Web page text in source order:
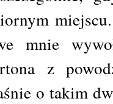
mnie
z
o takim